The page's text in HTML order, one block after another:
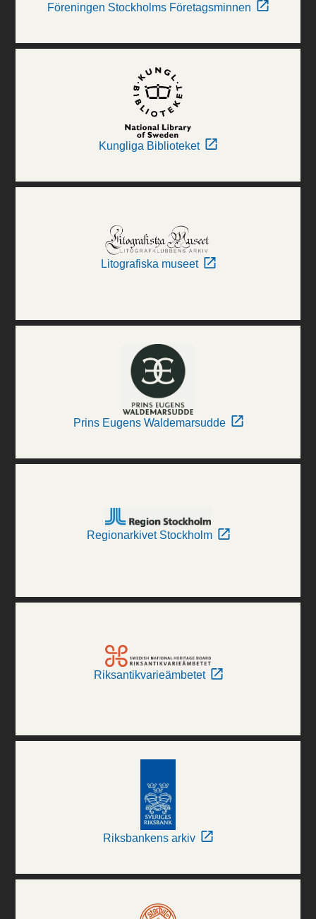
Föreningen Stockholms Företagsminnen
Kungliga Biblioteket
Litografiska museet
Prins Eugens Waldemarsudde
Regionarkivet Stockholm
Riksantikvarieämbetet
Riksbankens arkiv